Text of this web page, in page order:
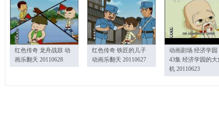
红色传奇 龙舟战鼓 动
画乐翻天 20110628
红色传奇 铁匠的儿子
动画乐翻天 20110627
动画剧场 经济学园
43集 经济学园的大
机 20110623